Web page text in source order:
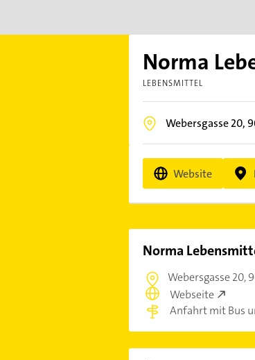
Norma
LEBENSMITTEL
Webersgasse 20,
Website
Norma
Webersgasse 20,
Webseite
Anfahrt mit Bus